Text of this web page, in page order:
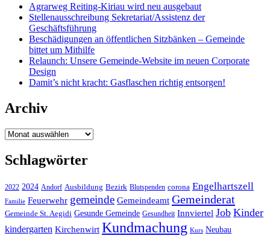
Agrarweg Reiting-Kiriau wird neu ausgebaut
Stellenausschreibung Sekretariat/Assistenz der
Geschäftsführung
Beschädigungen an öffentlichen Sitzbänken – Gemeinde
bittet um Mithilfe
Relaunch: Unsere Gemeinde-Website im neuen Corporate
Design
Damit’s nicht kracht: Gasflaschen richtig entsorgen!
Archiv
Archiv
Schlagwörter
2022 2024 Andorf Ausbildung Bezirk Blutspenden corona Engelhartszell
Familie Feuerwehr gemeinde Gemeindeamt Gemeinderat
Gemeinde St. Aegidi Gesunde Gemeinde Gesundheit Innviertel Job Kinder
kindergarten Kirchenwirt Kundmachung Kurs Neubau